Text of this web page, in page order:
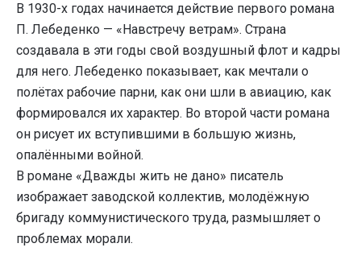
В 1930-х годах начинается действие первого романа
П. Лебеденко — «Навстречу ветрам». Страна
создавала в эти годы свой воздушный флот и кадры
для него. Лебеденко показывает, как мечтали о
полётах рабочие парни, как они шли в авиацию, как
формировался их характер. Во второй части романа
он рисует их вступившими в большую жизнь,
опалёнными войной.
В романе «Дважды жить не дано» писатель
изображает заводской коллектив, молодёжную
бригаду коммунистического труда, размышляет о
проблемах морали.